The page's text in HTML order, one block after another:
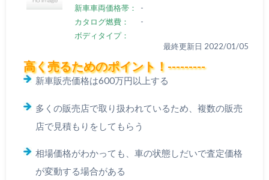
新車車両価格帯：
-
カタログ燃費：
-
ボディタイプ：
最終更新日 2022/01/05
高く売るためのポイント！---------
新車販売価格は600万円以上する
多くの販売店で取り扱われているため、複数の販売
店で見積もりをしてもらう
相場価格がわかっても、車の状態しだいで査定価格
が変動する場合がある